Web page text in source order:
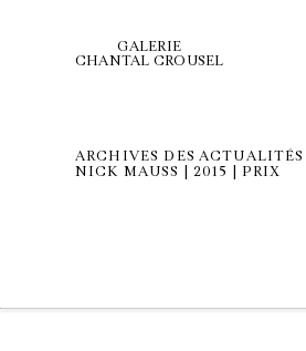
GALERIE
CHANTAL CROUSEL
ARCHIVES DES ACTUALITÉS
NICK MAUSS | 2015 | PRIX